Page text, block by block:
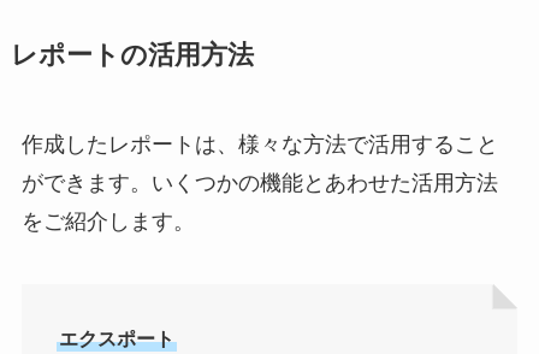
レポートの活用方法
作成したレポートは、様々な方法で活用すること
ができます。いくつかの機能とあわせた活用方法
をご紹介します。
エクスポート